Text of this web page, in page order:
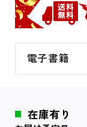
電子書籍
在庫有り